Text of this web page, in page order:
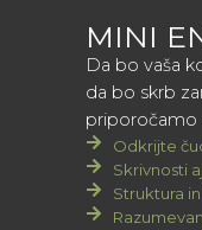
MINI
Da bo vaša
da bo skrb
priporočamo
Odkrijte
Skrivnosti
Struktura